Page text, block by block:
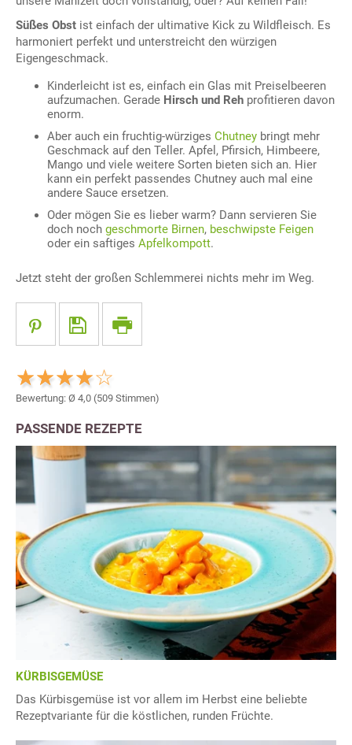
Süßes Obst ist einfach der ultimative Kick zu Wildfleisch. Es
harmoniert perfekt und unterstreicht den würzigen
Eigengeschmack.
Kinderleicht ist es, einfach ein Glas mit Preiselbeeren
aufzumachen. Gerade Hirsch und Reh profitieren davon
enorm.
Aber auch ein fruchtig-würziges Chutney bringt mehr
Geschmack auf den Teller. Apfel, Pfirsich, Himbeere,
Mango und viele weitere Sorten bieten sich an. Hier
kann ein perfekt passendes Chutney auch mal eine
andere Sauce ersetzen.
Oder mögen Sie es lieber warm? Dann servieren Sie
doch noch geschmorte Birnen, beschwipste Feigen
oder ein saftiges Apfelkompott.
Jetzt steht der großen Schlemmerei nichts mehr im Weg.
Bewertung: Ø 4,0 (509 Stimmen)
PASSENDE REZEPTE
KÜRBISGEMÜSE
Das Kürbisgemüse ist vor allem im Herbst eine beliebte
Rezeptvariante für die köstlichen, runden Früchte.